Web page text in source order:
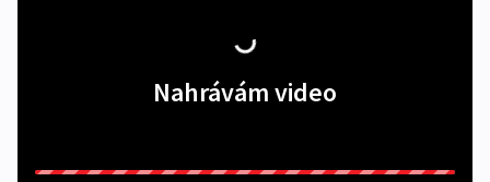
Nahrávám video